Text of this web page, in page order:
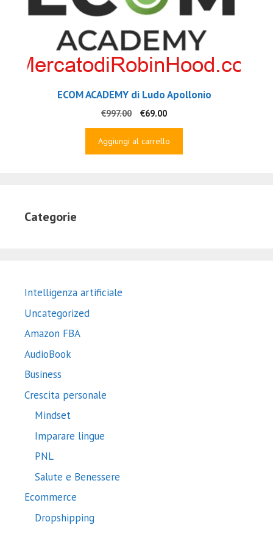
ECOM ACADEMY di Ludo Apollonio
€997.00
Il
prezzo
originale
€69.00Il
prezzo
attuale
Aggiungi al carrello
Categorie
Intelligenza artificiale
Uncategorized
Amazon FBA
AudioBook
Business
Crescita personale
Mindset
Imparare lingue
PNL
Salute e Benessere
Ecommerce
Dropshipping